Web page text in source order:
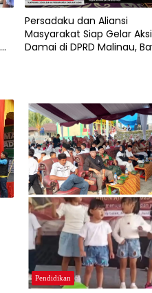
Persadaku dan Aliansi
Masyarakat Siap Gelar Aksi
Damai di DPRD Malinau,
Pendidikan